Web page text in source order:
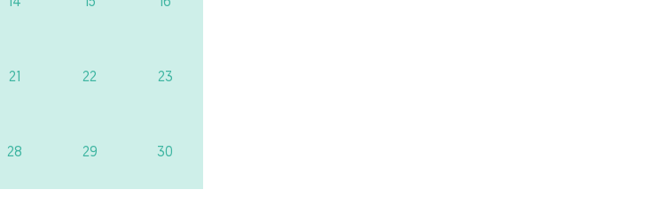
21 22 23
28 29 30